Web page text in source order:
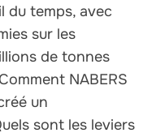
du temps, avec
sur les
de tonnes
NABERS
un
sont les leviers